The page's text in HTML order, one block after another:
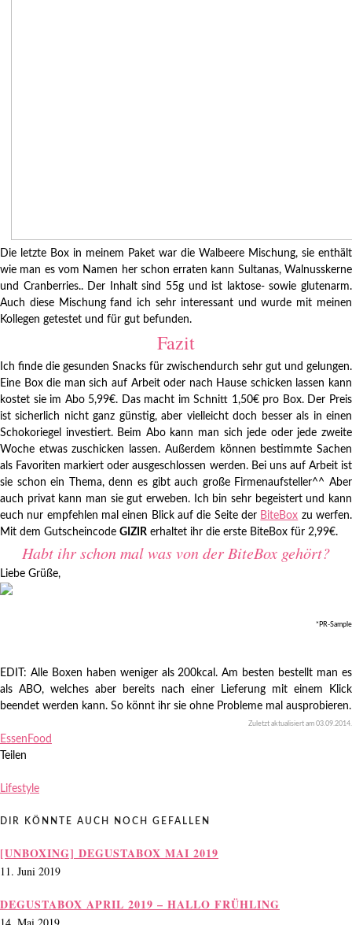
Die letzte Box in meinem Paket war die Walbeere Mischung, sie enthält
wie man es vom Namen her schon erraten kann Sultanas, Walnusskerne
und Cranberries.. Der Inhalt sind 55g und ist laktose- sowie glutenarm.
Auch diese Mischung fand ich sehr interessant und wurde mit meinen
Kollegen getestet und für gut befunden.
Fazit
Ich finde die gesunden Snacks für zwischendurch sehr gut und gelungen.
Eine Box die man sich auf Arbeit oder nach Hause schicken lassen kann
kostet sie im Abo 5,99€. Das macht im Schnitt 1,50€ pro Box. Der Preis
ist sicherlich nicht ganz günstig, aber vielleicht doch besser als in einen
Schokoriegel investiert. Beim Abo kann man sich jede oder jede zweite
Woche etwas zuschicken lassen. Außerdem können bestimmte Sachen
als Favoriten markiert oder ausgeschlossen werden. Bei uns auf Arbeit ist
sie schon ein Thema, denn es gibt auch große Firmenaufsteller^^ Aber
auch privat kann man sie gut erweben. Ich bin sehr begeistert und kann
euch nur empfehlen mal einen Blick auf die Seite der BiteBox zu werfen.
Mit dem Gutscheincode GIZIR erhaltet ihr die erste BiteBox für 2,99€.
Habt ihr schon mal was von der BiteBox gehört?
Liebe Grüße,
*PR-Sample
EDIT: Alle Boxen haben weniger als 200kcal. Am besten bestellt man es
als ABO, welches aber bereits nach einer Lieferung mit einem Klick
beendet werden kann. So könnt ihr sie ohne Probleme mal ausprobieren.
Zuletzt aktualisiert am 03.09.2014.
Essen Food
Teilen
Lifestyle
DIR KÖNNTE AUCH NOCH GEFALLEN
[UNBOXING] DEGUSTABOX MAI 2019
11. Juni 2019
DEGUSTABOX APRIL 2019 – HALLO FRÜHLING